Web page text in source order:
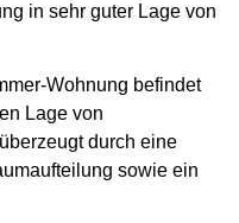
in sehr guter Lage von
Wohnung befindet
Lage von
durch eine
sowie ein